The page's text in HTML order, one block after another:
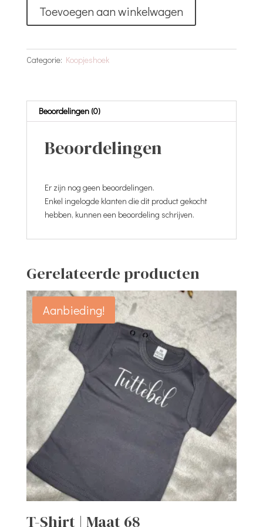
Blauw
Papa's
aantal
Toevoegen aan winkelwagen
Categorie: Koopjeshoek
Beoordelingen (0)
Beoordelingen
Er zijn nog geen beoordelingen.
Enkel ingelogde klanten die dit product gekocht
hebben, kunnen een beoordeling schrijven.
Gerelateerde producten
Aanbieding!
T-Shirt | Maat 68